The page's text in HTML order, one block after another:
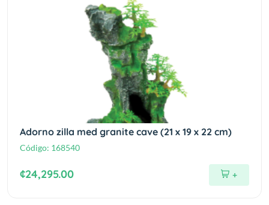
Adorno zilla med granite cave (21 x 19 x 22 cm)
Código: 168540
¢24,295.00 +